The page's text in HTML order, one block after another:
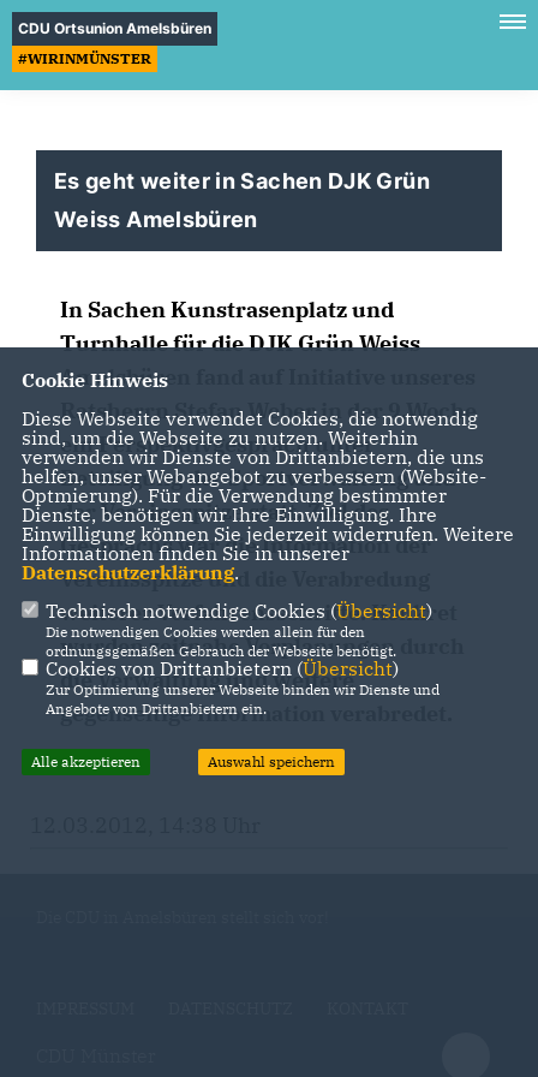
CDU Ortsunion Amelsbüren
#WIRINMÜNSTER
Es geht weiter in Sachen DJK Grün
Weiss Amelsbüren
In Sachen Kunstrasenplatz und
Turnhalle für die DJK Grün Weiss
Amelsbüren fand auf Initiative unseres
Ratsherrn Stefan Weber in der 9.Woche
ein Perspektivgespräch unter
Beteiligung der Sportverwaltung und
der Vereinsspitze statt. Ziel des
Gesprächs war die Information der
Vereinsspitze und die Verabredung
weiterer Verfahrensschritte. Konkret
wurden zeitnahe Vorplanungen durch
die Verwaltung und weitere
gegenseitige Information verabredet.
Cookie Hinweis
Diese Webseite verwendet Cookies, die notwendig
sind, um die Webseite zu nutzen. Weiterhin
verwenden wir Dienste von Drittanbietern, die uns
helfen, unser Webangebot zu verbessern (Website-
Optmierung). Für die Verwendung bestimmter
Dienste, benötigen wir Ihre Einwilligung. Ihre
Einwilligung können Sie jederzeit widerrufen. Weitere
Informationen finden Sie in unserer
Datenschutzerklärung.
Technisch notwendige Cookies (Übersicht)
Die notwendigen Cookies werden allein für den
ordnungsgemäßen Gebrauch der Webseite benötigt.
Cookies von Drittanbietern (Übersicht)
Zur Optimierung unserer Webseite binden wir Dienste und
Angebote von Drittanbietern ein.
Alle akzeptieren Auswahl speichern